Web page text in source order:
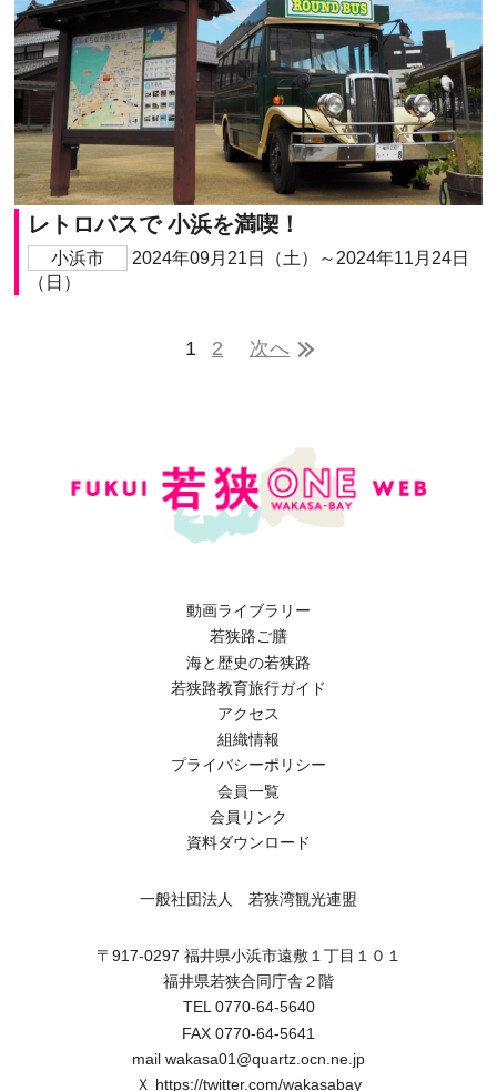
レトロバスで 小浜を満喫！
小浜市
2024年09月21日（土）～2024年11月24日
（日）
1 2 次へ
動画ライブラリー
若狭路ご膳
海と歴史の若狭路
若狭路教育旅行ガイド
アクセス
組織情報
プライバシーポリシー
会員一覧
会員リンク
資料ダウンロード
一般社団法人 若狭湾観光連盟
〒917-0297 福井県小浜市遠敷１丁目１０１
福井県若狭合同庁舎２階
TEL 0770-64-5640
FAX 0770-64-5641
mail wakasa01@quartz.ocn.ne.jp
Ｘ https://twitter.com/wakasabay